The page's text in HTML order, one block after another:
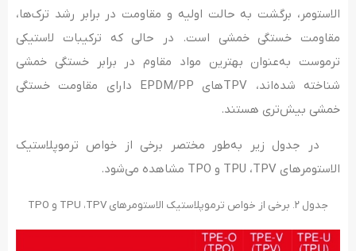
الاستومر، برگشت به حالت اولیه و مقاومت در برابر رشد ترک‌ها،
مقاومت خستگی خمشی است. در حالی که ترکیبات لاستیکی
ترموست به‌عنوان بهترین مواد مقاوم در برابر خستگی خمشی
شناخته شده‌اند، TPVهای EPDM/PP دارای مقاومت خستگی
خمشی بیش‌تری هستند.
در جدول زیر به‌طور مختصر برخی از خواص ترموپلاستیک
الاستومرهای TPU ،TPV و TPO مشاهده می‌شود.
جدول ۲. برخی از خواص ترموپلاستیک الاستومرهای TPU ،TPV و TPO